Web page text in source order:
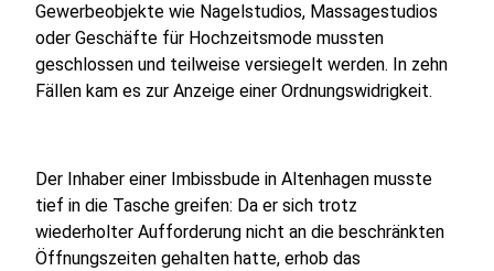
Gewerbeobjekte wie Nagelstudios, Massagestudios
oder Geschäfte für Hochzeitsmode mussten
geschlossen und teilweise versiegelt werden. In zehn
Fällen kam es zur Anzeige einer Ordnungswidrigkeit.
Der Inhaber einer Imbissbude in Altenhagen musste
tief in die Tasche greifen: Da er sich trotz
wiederholter Aufforderung nicht an die beschränkten
Öffnungszeiten gehalten hatte, erhob das